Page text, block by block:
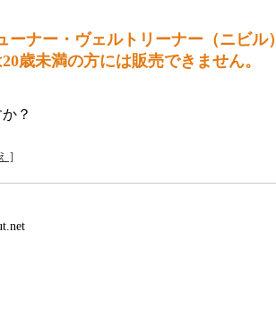
ナー・ヴェルトリーナー（ニビル）
歳未満の方には販売できません。
？
]